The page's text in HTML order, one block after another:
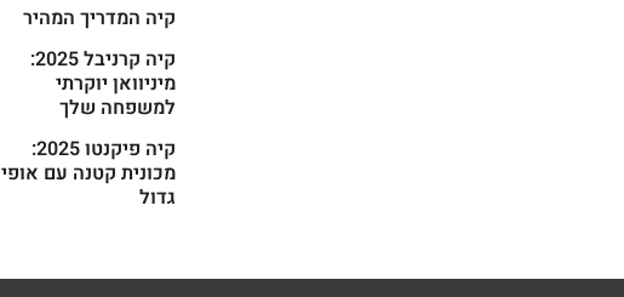
קיה המדריך המהיר
קיה קרניבל 2025:
מיניוואן יוקרתי
למשפחה שלך
קיה פיקנטו 2025:
מכונית קטנה עם אופי
גדול